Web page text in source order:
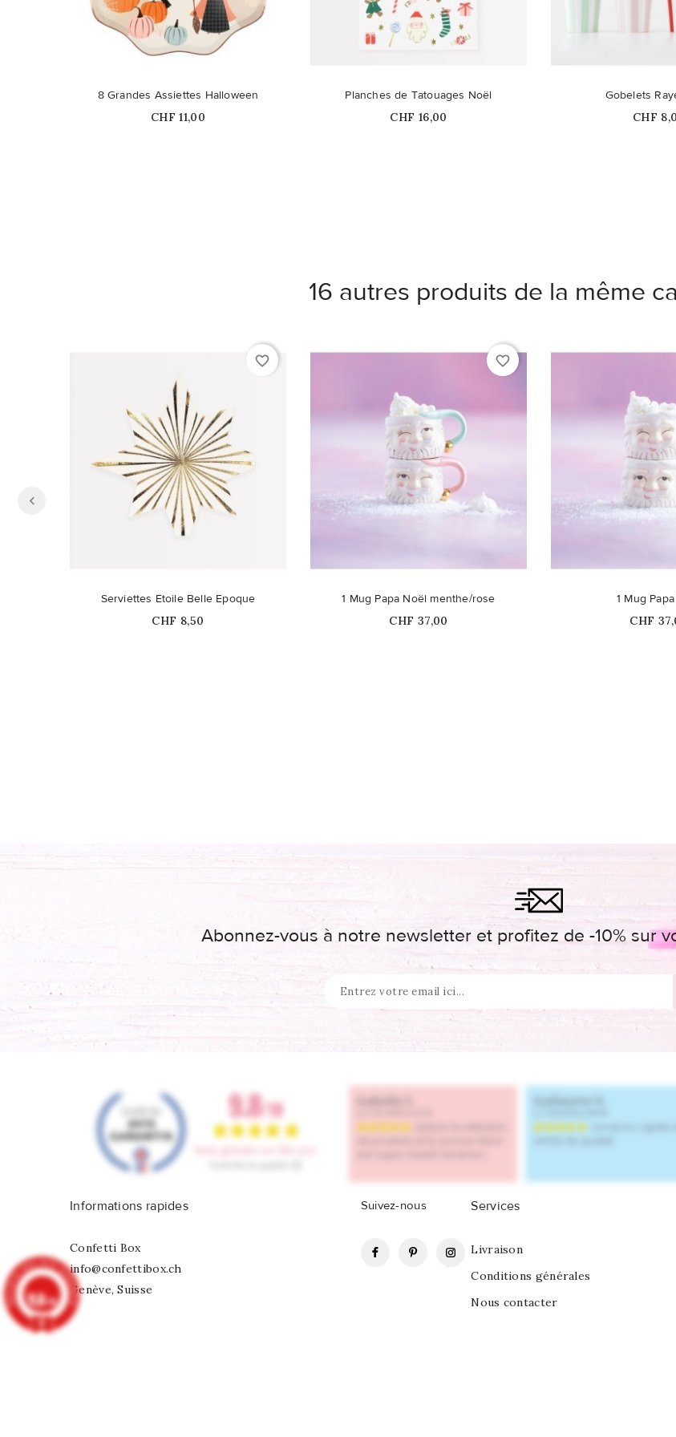
8 Grandes Assiettes Halloween
Prix
CHF 11,00
Planches de Tatouages Noël
Prix
CHF 16,00
Gobelets
Prix
CHF
16 autres produits de la même
favorite_border
Serviettes Etoile Belle Epoque
Prix
CHF 8,50
favorite_border
1 Mug Papa Noël menthe/rose
Prix
CHF 37,00
1 Mug
Prix
CHF
Abonnez-vous à notre newsletter et profitez de -10% sur
Informations rapides
Confetti Box
info@confettibox.ch
Genève, Suisse
Suivez-nous
FacebookPinterestInstagram
Services
Livraison
Conditions générales
Nous contacter
9.8/10
902 avis